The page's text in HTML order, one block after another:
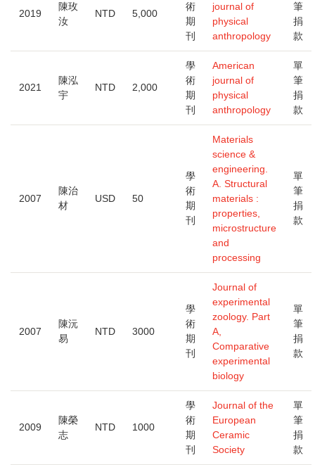
2019
陳玫
汝
NTD 5,000
術
期
刊
journal of
physical
anthropology
筆
捐
款
2021
陳泓
宇
NTD 2,000
學
術
期
刊
American
journal of
physical
anthropology
單
筆
捐
款
2007
陳治
材
USD 50
學
術
期
刊
Materials
science &
engineering.
A. Structural
materials :
properties,
microstructure
and
processing
單
筆
捐
款
2007
陳沅
易
NTD 3000
學
術
期
刊
Journal of
experimental
zoology. Part
A,
Comparative
experimental
biology
單
筆
捐
款
2009
陳榮
志
NTD 1000
學
術
期
刊
Journal of the
European
Ceramic
Society
單
筆
捐
款